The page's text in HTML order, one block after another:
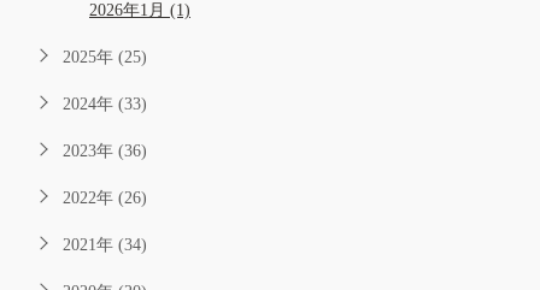
2026年1月 (1)
2025年 (25)
2024年 (33)
2023年 (36)
2022年 (26)
2021年 (34)